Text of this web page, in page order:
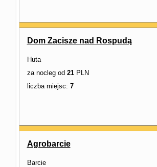
Dom Zacisze nad Rospudą
Huta
za nocleg od 21PLN
liczba miejsc: 7
Agrobarcie
Barcie